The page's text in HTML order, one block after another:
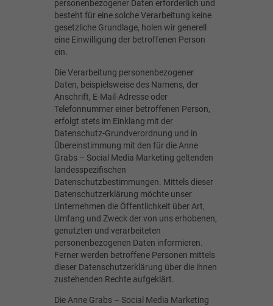
personenbezogener Daten erforderlich und
besteht für eine solche Verarbeitung keine
gesetzliche Grundlage, holen wir generell
eine Einwilligung der betroffenen Person
ein.
Die Verarbeitung personenbezogener
Daten, beispielsweise des Namens, der
Anschrift, E-Mail-Adresse oder
Telefonnummer einer betroffenen Person,
erfolgt stets im Einklang mit der
Datenschutz-Grundverordnung und in
Übereinstimmung mit den für die Anne
Grabs – Social Media Marketing geltenden
landesspezifischen
Datenschutzbestimmungen. Mittels dieser
Datenschutzerklärung möchte unser
Unternehmen die Öffentlichkeit über Art,
Umfang und Zweck der von uns erhobenen,
genutzten und verarbeiteten
personenbezogenen Daten informieren.
Ferner werden betroffene Personen mittels
dieser Datenschutzerklärung über die ihnen
zustehenden Rechte aufgeklärt.
Die Anne Grabs – Social Media Marketing